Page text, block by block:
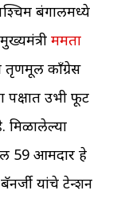
बंगालमध्ये
ममता
तृणमूल काँग्रेस
पक्षात उभी फूट
मिळालेल्या
59 आमदार हे
यांचे टेन्शन